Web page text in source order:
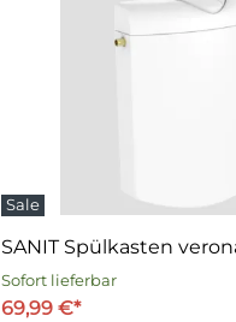
SANIT Spülkasten
Sofort lieferbar
69,99 €*